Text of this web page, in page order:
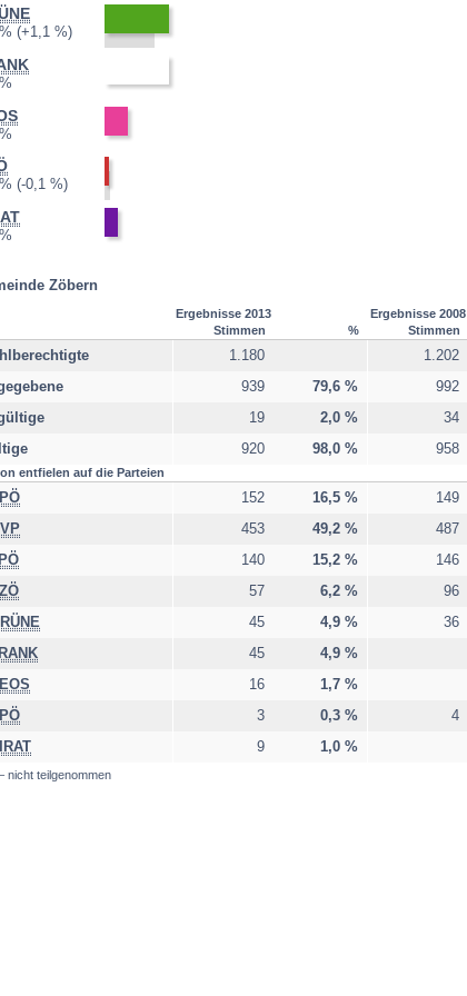
2008:
3,8 %
Differenz:
+1,1 %
teilgenommen
2008:
2008:
0,4 %
Differenz:
-0,1 %
Zöbern
Ergebnisse 2013 Ergebnisse 2008
Stimmen
% Stimmen
nicht teilgenommen
1.180 1.202
939 79,6 % 992
19 2,0 % 34
920 98,0 % 958
entfielen auf die Parteien
152 16,5 % 149
453 49,2 % 487
140 15,2 % 146
57 6,2 % 96
45 4,9 % 36
45 4,9 %
16 1,7 %
3 0,3 % 4
9 1,0 %